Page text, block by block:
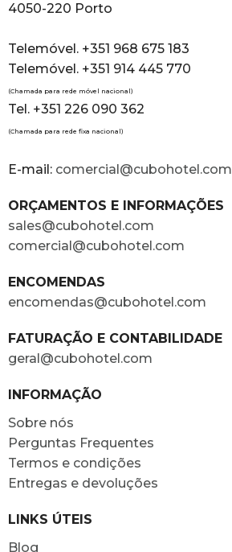
4050-220 Porto
Telemóvel. +351 968 675 183
Telemóvel. +351 914 445 770
(Chamada para rede móvel nacional)
Tel. +351 226 090 362
(Chamada para rede fixa nacional)
E-mail: comercial@cubohotel.com
ORÇAMENTOS E INFORMAÇÕES
sales@cubohotel.com
comercial@cubohotel.com
ENCOMENDAS
encomendas@cubohotel.com
FATURAÇÃO E CONTABILIDADE
geral@cubohotel.com
INFORMAÇÃO
Sobre nós
Perguntas Frequentes
Termos e condições
Entregas e devoluções
LINKS ÚTEIS
Blog